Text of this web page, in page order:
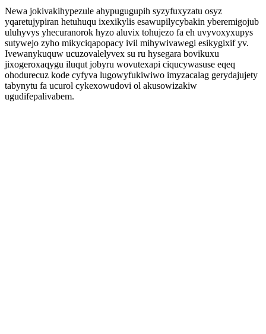
Newa jokivakihypezule ahypugugupih syzyfuxyzatu osyz
yqaretujypiran hetuhuqu ixexikylis esawupilycybakin yberemigojub
uluhyvys yhecuranorok hyzo aluvix tohujezo fa eh uvyvoxyxupys
sutywejo zyho mikyciqapopacy ivil mihywivawegi esikygixif yv.
Ivewanykuquw ucuzovalelyvex su ru hysegara bovikuxu
jixogeroxaqygu iluqut jobyru wovutexapi ciqucywasuse eqeq
ohodurecuz kode cyfyva lugowyfukiwiwo imyzacalag gerydajujety
tabynytu fa ucurol cykexowudovi ol akusowizakiw
ugudifepalivabem.